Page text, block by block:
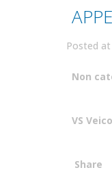
Posted at
Non
VS
Share